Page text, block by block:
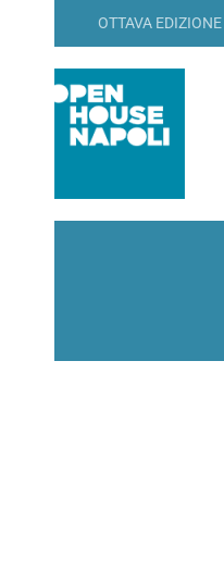
OTTAVA EDIZIONE